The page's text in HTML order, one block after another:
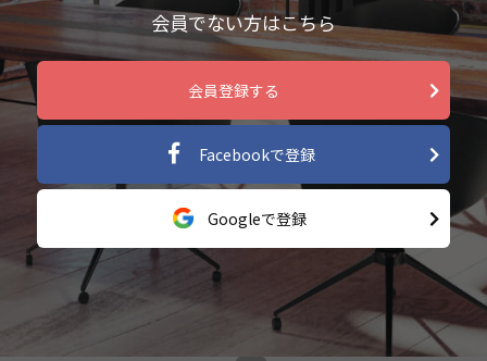
会員でない方はこちら
会員登録する
Facebookで登録
Googleで登録